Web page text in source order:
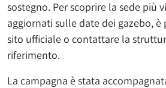
sostegno. Per scoprire la sede più
aggiornati sulle date dei gazebo, è
sito ufficiale o contattare la
riferimento.
La campagna è stata